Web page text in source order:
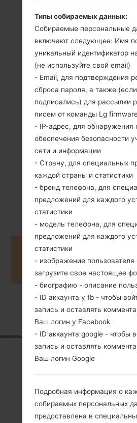
пикселей на
дюйм)
139 грамм (4.90
унции)
Unknown
Buy accessories on
Главная →Серия →LG X
Обзор
akaLG X
Типы собираемых данных:
Собираемые персональные
включают следующее: Имя
уникальный идентификатор
(не используйте свой email)
- Email, для подтверждения
сброса пароля, а также
подписались) для рассылки
писем от команды Lg
- IP-адрес, для обнаружения
обеспечения безопасности
сети и информации
- Страну, для специальных
каждой страны и статистики
- бренд телефона, для
предложений для каждого
статистики
- модель телефона, для
предложений для каждого
статистики
- изображение
загрузите свое настоящее
- биографию - описание
- ID аккаунта у fb - чтобы
запись и оставлять
Ваш логин у Facebook
- ID аккаунта google - чтобы
запись и оставлять
Ваш логин Google
Подробная информация о
собираемых персональных
предоставлена в